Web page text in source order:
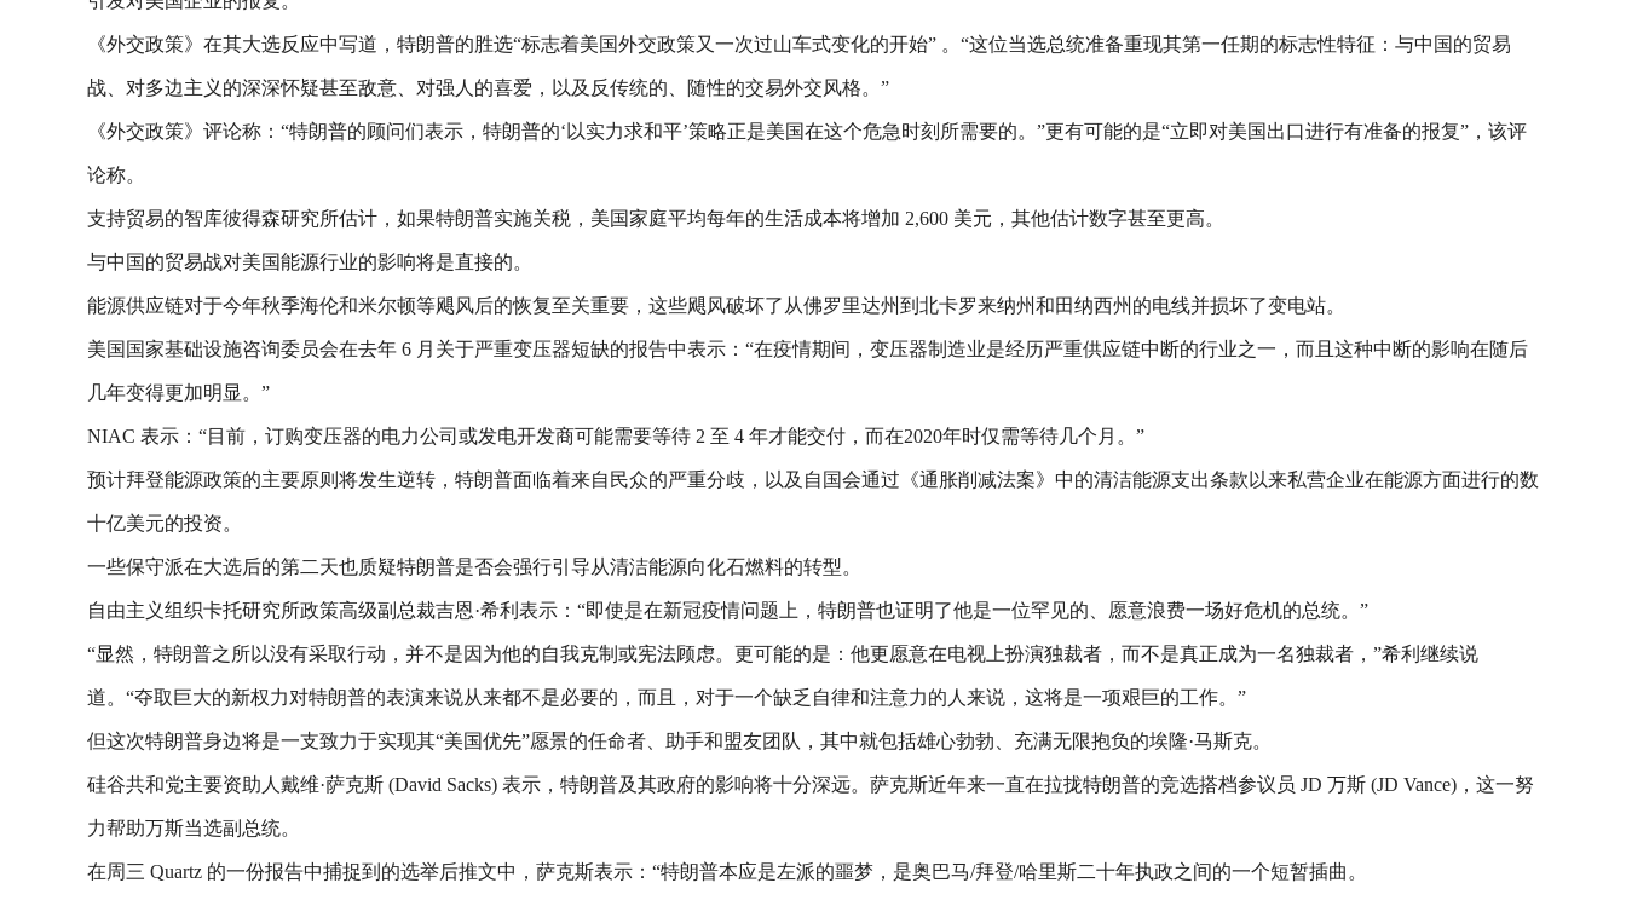
《外交政策》在其大选反应中写道，特朗普的胜选“标志着美国外交政策又一次过山车式变化的开始” 。“这位当选总统准备重现其第一任期的标志性特征：与中国的贸易
战、对多边主义的深深怀疑甚至敌意、对强人的喜爱，以及反传统的、随性的交易外交风格。”
《外交政策》评论称：“特朗普的顾问们表示，特朗普的‘以实力求和平’策略正是美国在这个危急时刻所需要的。”更有可能的是“立即对美国出口进行有准备的报复”，该评
论称。
支持贸易的智库彼得森研究所估计，如果特朗普实施关税，美国家庭平均每年的生活成本将增加 2,600 美元，其他估计数字甚至更高。
与中国的贸易战对美国能源行业的影响将是直接的。
能源供应链对于今年秋季海伦和米尔顿等飓风后的恢复至关重要，这些飓风破坏了从佛罗里达州到北卡罗来纳州和田纳西州的电线并损坏了变电站。
美国国家基础设施咨询委员会在去年 6 月关于严重变压器短缺的报告中表示：“在疫情期间，变压器制造业是经历严重供应链中断的行业之一，而且这种中断的影响在随后
几年变得更加明显。”
NIAC 表示：“目前，订购变压器的电力公司或发电开发商可能需要等待 2 至 4 年才能交付，而在2020年时仅需等待几个月。”
预计拜登能源政策的主要原则将发生逆转，特朗普面临着来自民众的严重分歧，以及自国会通过《通胀削减法案》中的清洁能源支出条款以来私营企业在能源方面进行的数
十亿美元的投资。
一些保守派在大选后的第二天也质疑特朗普是否会强行引导从清洁能源向化石燃料的转型。
自由主义组织卡托研究所政策高级副总裁吉恩·希利表示：“即使是在新冠疫情问题上，特朗普也证明了他是一位罕见的、愿意浪费一场好危机的总统。”
“显然，特朗普之所以没有采取行动，并不是因为他的自我克制或宪法顾虑。更可能的是：他更愿意在电视上扮演独裁者，而不是真正成为一名独裁者，”希利继续说
道。“夺取巨大的新权力对特朗普的表演来说从来都不是必要的，而且，对于一个缺乏自律和注意力的人来说，这将是一项艰巨的工作。”
但这次特朗普身边将是一支致力于实现其“美国优先”愿景的任命者、助手和盟友团队，其中就包括雄心勃勃、充满无限抱负的埃隆·马斯克。
硅谷共和党主要资助人戴维·萨克斯 (David Sacks) 表示，特朗普及其政府的影响将十分深远。萨克斯近年来一直在拉拢特朗普的竞选搭档参议员 JD 万斯 (JD Vance)，这一努
力帮助万斯当选副总统。
在周三 Quartz 的一份报告中捕捉到的选举后推文中，萨克斯表示：“特朗普本应是左派的噩梦，是奥巴马/拜登/哈里斯二十年执政之间的一个短暂插曲。